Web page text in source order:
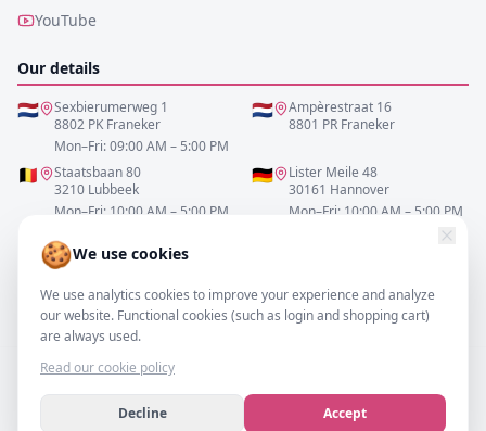
🍪We use cookies
We use analytics cookies to improve your experience and analyze
our website. Functional cookies (such as login and shopping cart)
are always used.
Read our cookie policy
Decline Accept
YouTube
Our details
🇳🇱
Sexbierumerweg 1
8802 PK Franeker
Mon–Fri: 09:00 AM – 5:00 PM
🇳🇱
Ampèrestraat 16
8801 PR Franeker
🇧🇪
Staatsbaan 80
3210 Lubbeek
Mon–Fri: 10:00 AM – 5:00 PM
🇩🇪
Lister Meile 48
30161 Hannover
Mon–Fri: 10:00 AM – 5:00 PM
0517-700521
info@resofa.nl
©2026– resofa.com | All rights reserved.